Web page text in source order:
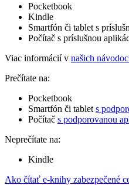
Pocketbook
Kindle
Smartfón či tablet s
Počítač s príslušnou
Viac informácií v našich
Prečítate na:
Pocketbook
Smartfón či tablet s
Počítač s podporovanou
Neprečítate na:
Kindle
Ako čítať e-knihy zabezpečené